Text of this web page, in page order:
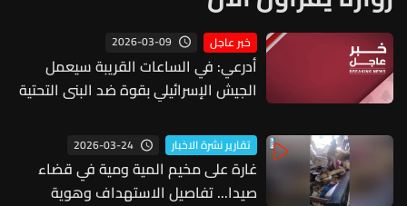
خبر عاجل 2026-03-09
أدرعي: في الساعات القريبة سيعمل
الجيش الإسرائيلي بقوة ضد البنى التحتية
تقارير نشرة الاخبار 2026-03-24
غارة على مخيم المية ومية في قضاء
صيدا... تفاصيل الاستهداف وهوية